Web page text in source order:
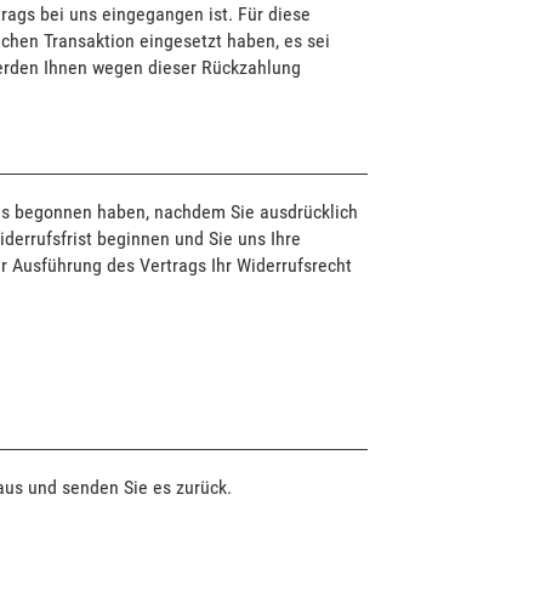
bei uns eingegangen ist. Für diese
Transaktion eingesetzt haben, es sei
Ihnen wegen dieser Rückzahlung
haben, nachdem Sie ausdrücklich
beginnen und Sie uns Ihre
Ausführung des Vertrags Ihr Widerrufsrecht
und senden Sie es zurück.